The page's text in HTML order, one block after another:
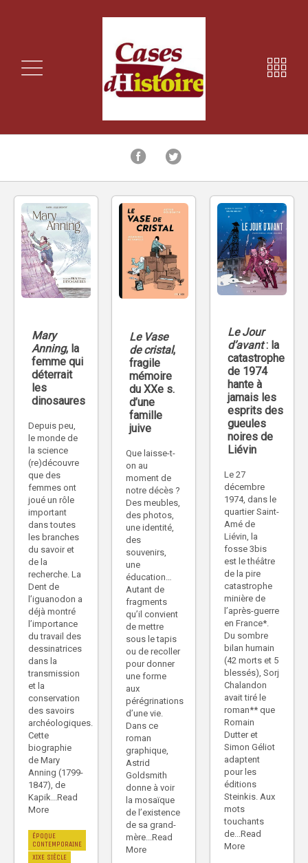
Mary
Anning, la
femme qui
déterrait
les
dinosaures
Depuis peu,
le monde de
la science
(re)découvre
que des
femmes ont
joué un rôle
important
dans toutes
les branches
du savoir et
de la
recherche. La
Dent de
l’iguanodon a
déjà montré
l’importance
du travail des
dessinatrices
dans la
transmission
et la
conservation
des savoirs
archéologiques.
Cette
biographie
de Mary
Anning (1799-
1847), de
Kapik...Read
More
ÉPOQUE
CONTEMPORAINE
XIXE SIÈCLE
Le Vase
de cristal,
fragile
mémoire
du XXe s.
d’une
famille
juive
Que laisse-t-
on au
moment de
notre décès ?
Des meubles,
des photos,
une identité,
des
souvenirs,
une
éducation…
Autant de
fragments
qu’il convient
de mettre
sous le tapis
ou de recoller
pour donner
une forme
aux
pérégrinations
d’une vie.
Dans ce
roman
graphique,
Astrid
Goldsmith
donne à voir
la mosaïque
de l’existence
de sa grand-
mère...Read
More
Le Jour
d’avant: la
catastrophe
de 1974
hante à
jamais les
esprits des
gueules
noires de
Liévin
Le 27
décembre
1974, dans le
quartier Saint-
Amé de
Liévin, la
fosse 3bis
est le théâtre
de la pire
catastrophe
minière de
l’après-guerre
en France*.
Du sombre
bilan humain
(42 morts et 5
blessés), Sorj
Chalandon
avait tiré le
roman** que
Romain
Dutter et
Simon Géliot
adaptent
pour les
éditions
Steinkis. Aux
mots
touchants
de...Read
More